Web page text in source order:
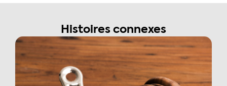
Histoires connexes